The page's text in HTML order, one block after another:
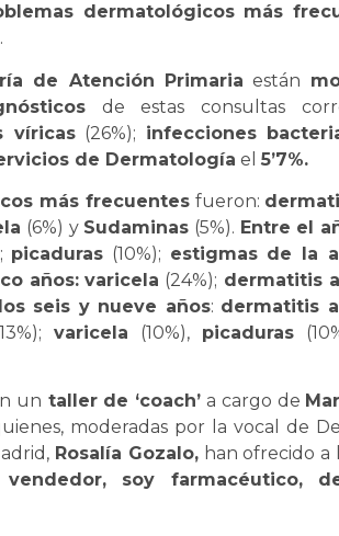
dermatológicos más
de Atención Primaria están
de estas consultas
víricas(26%); infecciones
de Dermatología el 5’7%.
más frecuentesfueron:
(6%) y Sudaminas (5%). Entre el
picaduras (10%); estigmas de la
años: varicela (24%); dermatitis
seis y nueve años: dermatitis
varicela (10%), picaduras
un taller de ‘coach’ a cargo de
moderadas por la vocal de
Rosalía Gozalo, han ofrecido a
soy farmacéutico,